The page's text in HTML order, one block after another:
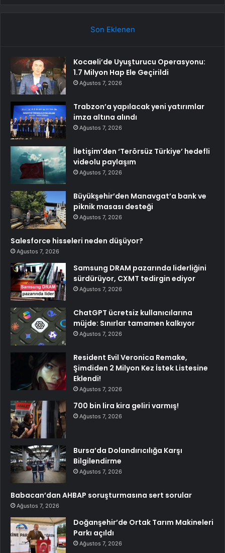
Son Eklenen
Kocaeli’de Uyuşturucu Operasyonu:
1.7 Milyon Hap Ele Geçirildi
Ağustos 7, 2026
Trabzon’a yapılacak yeni yatırımlar
imza altına alındı
Ağustos 7, 2026
İletişim’den ‘Terörsüz Türkiye’ hedefli
videolu paylaşım
Ağustos 7, 2026
Büyükşehir’den Manavgat’a bank ve
piknik masası desteği
Ağustos 7, 2026
Salesforce hisseleri neden düşüyor?
Ağustos 7, 2026
Samsung DRAM pazarında liderliğini
sürdürüyor, CXMT tedirgin ediyor
Ağustos 7, 2026
ChatGPT ücretsiz kullanıcılarına
müjde: Sınırlar tamamen kalkıyor
Ağustos 7, 2026
Resident Evil Veronica Remake,
Şimdiden 2 Milyon Kez İstek Listesine
Eklendi!
Ağustos 7, 2026
700 bin lira kira geliri varmış!
Ağustos 7, 2026
Bursa’da Dolandırıcılığa Karşı
Bilgilendirme
Ağustos 7, 2026
Babacan’dan AHBAP soruşturmasına sert sorular
Ağustos 7, 2026
Doğanşehir’de Ortak Tarım Makineleri
Parkı açıldı
Ağustos 7, 2026